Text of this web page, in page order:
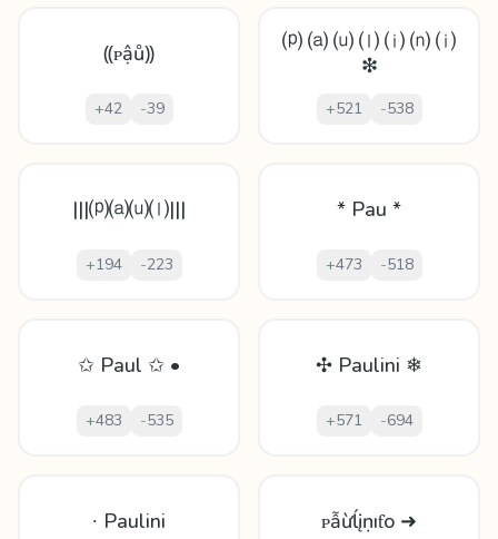
⸨ᴘậů⸩
+42 -39
⒫ ⒜ ⒰ ⒧ ⒤ ⒩ ⒤
❇
+521 -538
|||⒫⒜⒰⒧|||
+194 -223
* Pau *
+473 -518
✩ Paul ✩ •
+483 -535
✣ Paulini ❄
+571 -694
∙ Paulini ᴘẫừĺįṇıƭo ➜